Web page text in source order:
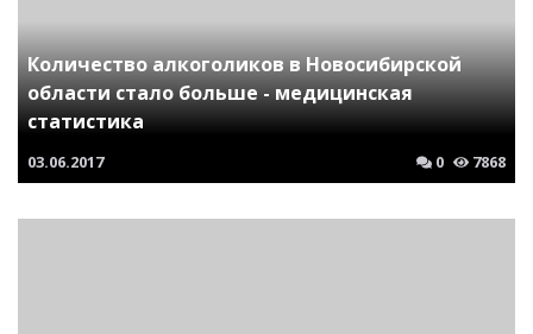
Количество алкоголиков в Новосибирской
области стало больше - медицинская
статистика
03.06.2017 0 7868